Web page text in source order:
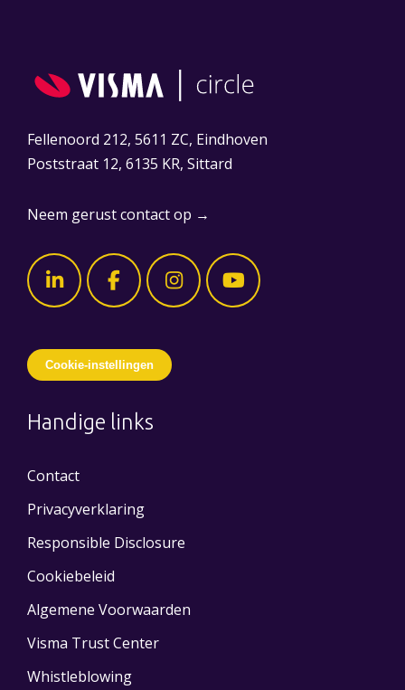
Fellenoord 212, 5611 ZC, Eindhoven
Poststraat 12, 6135 KR, Sittard
Neem gerust contact op →
Cookie-instellingen
Handige links
Contact
Privacyverklaring
Responsible Disclosure
Cookiebeleid
Algemene Voorwaarden
Visma Trust Center
Whistleblowing